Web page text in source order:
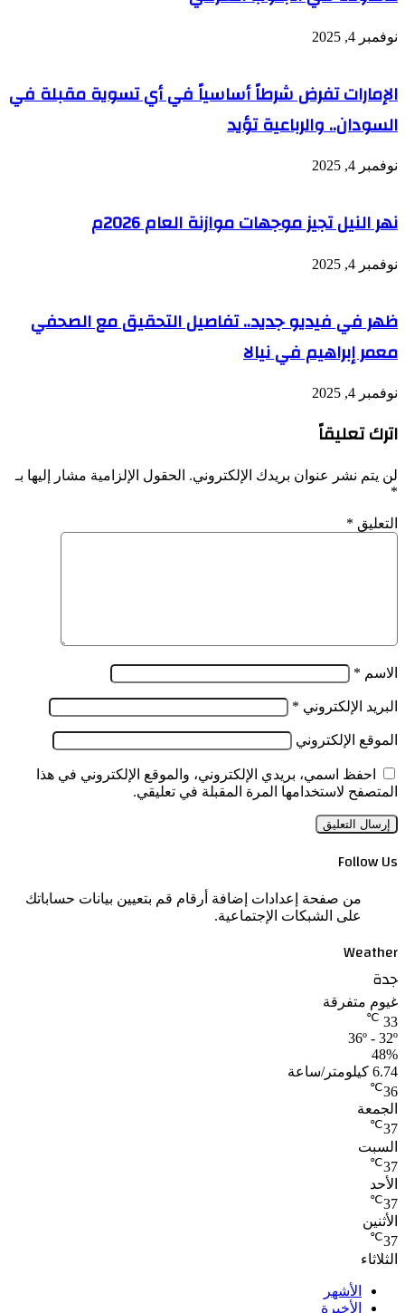
نوفمبر 4, 2025
الإمارات تفرض شرطاً أساسياً في أي تسوية مقبلة في
السودان.. والرباعية تؤيد
نوفمبر 4, 2025
نهر النيل تجيز موجهات موازنة العام 2026م
نوفمبر 4, 2025
ظهر في فيديو جديد.. تفاصيل التحقيق مع الصحفي
معمر إبراهيم في نيالا
نوفمبر 4, 2025
اترك تعليقاً
لن يتم نشر عنوان بريدك الإلكتروني. الحقول الإلزامية مشار إليها بـ
*
التعليق *
الاسم *
البريد الإلكتروني *
الموقع الإلكتروني
احفظ اسمي، بريدي الإلكتروني، والموقع الإلكتروني في هذا
المتصفح لاستخدامها المرة المقبلة في تعليقي.
Follow Us
من صفحة إعدادات إضافة أرقام قم بتعيين بيانات حساباتك
على الشبكات الإجتماعية.
Weather
جدة
غيوم متفرقة
33
℃
36º - 32º
48%
6.74 كيلومتر/ساعة
36
℃
الجمعة
37
℃
السبت
37
℃
الأحد
37
℃
الأثنين
37
℃
الثلاثاء
الأشهر
الأخيرة